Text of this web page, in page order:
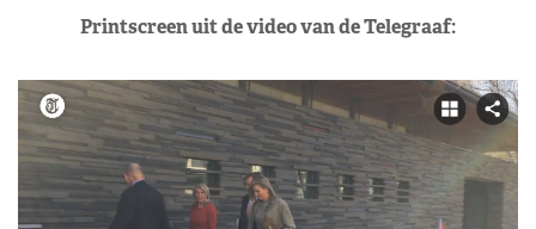
Printscreen uit de video van de Telegraaf: